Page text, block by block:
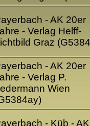
- AK 20er
- Verlag Helff-
Graz
- AK 20er
- Verlag P.
Wien
- Küb - AK